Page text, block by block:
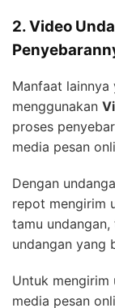
2. Video
Manfaat lainnya
menggunakan
proses
media pesan
Dengan
repot mengirim
tamu
undangan yang
Untuk mengirim
media pesan